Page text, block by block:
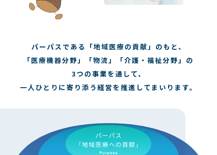
パーパスである「地域医療の貢献」のもと、
「医療機器分野」「物流」「介護・福祉分野」の
3つの事業を通して、
一人ひとりに寄り添う経営を推進してまいります。